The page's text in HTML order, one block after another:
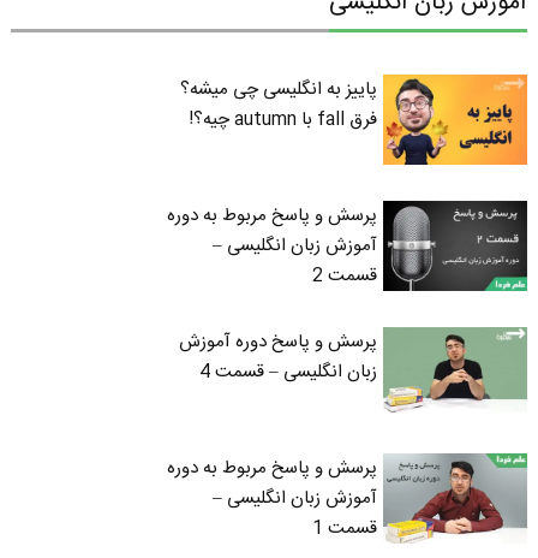
پاییز به انگلیسی چی میشه؟
فرق fall با autumn چیه؟!
پرسش و پاسخ مربوط به دوره
آموزش زبان انگلیسی –
قسمت 2
پرسش و پاسخ دوره آموزش
زبان انگلیسی – قسمت 4
پرسش و پاسخ مربوط به دوره
آموزش زبان انگلیسی –
قسمت 1